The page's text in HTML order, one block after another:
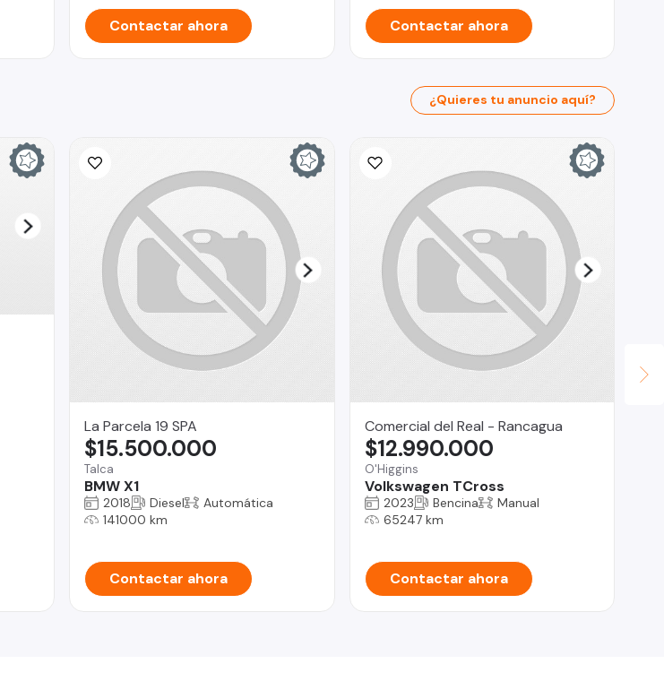
Contactar ahora Contactar ahora
¿Quieres tu anuncio aquí?
La Parcela 19 SPA
Talca
BMW X1
$15.500.000
2018 Diesel
Automática
141000 km
Contactar ahora
Comercial del Real - Rancagua
O'Higgins
Volkswagen TCross
$12.990.000
2023 Bencina
Manual
65247 km
Contactar ahora